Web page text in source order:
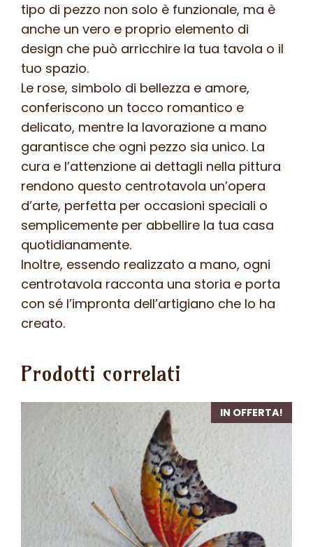
tipo di pezzo non solo è funzionale, ma è
anche un vero e proprio elemento di
design che può arricchire la tua tavola o il
tuo spazio.
Le rose, simbolo di bellezza e amore,
conferiscono un tocco romantico e
delicato, mentre la lavorazione a mano
garantisce che ogni pezzo sia unico. La
cura e l’attenzione ai dettagli nella pittura
rendono questo centrotavola un’opera
d’arte, perfetta per occasioni speciali o
semplicemente per abbellire la tua casa
quotidianamente.
Inoltre, essendo realizzato a mano, ogni
centrotavola racconta una storia e porta
con sé l’impronta dell’artigiano che lo ha
creato.
Prodotti correlati
IN OFFERTA!